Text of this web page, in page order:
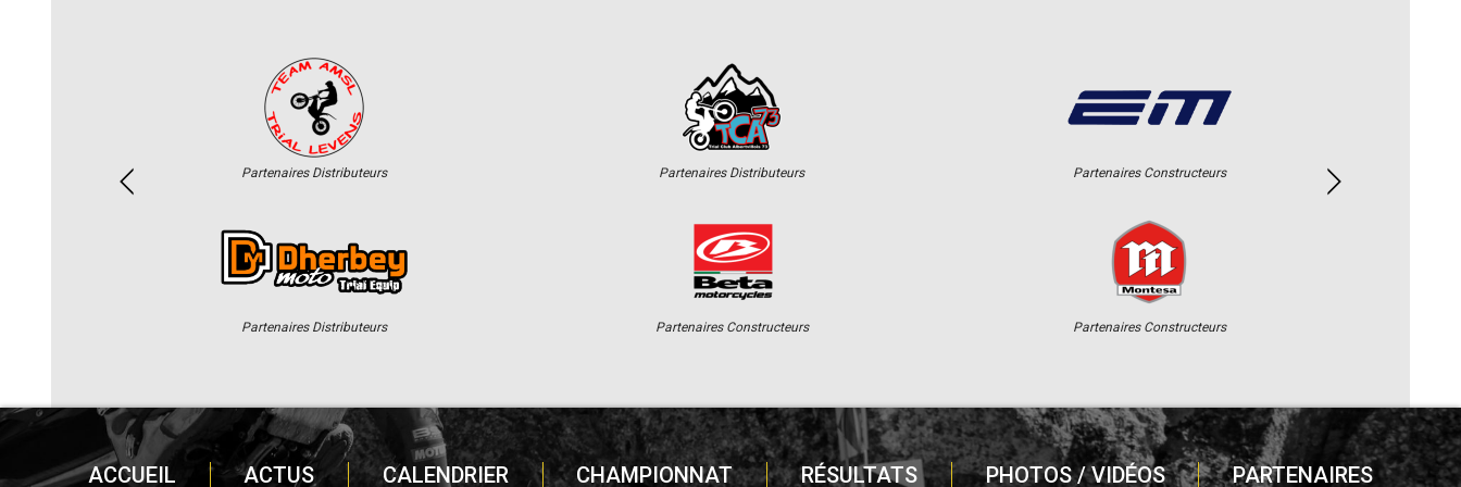
Partenaires Distributeurs
Partenaires Distributeurs
Partenaires Distributeurs
Partenaires Constructeurs
Partenaires Constructeurs
Partenaires Constructeurs
ACCUEIL ACTUS CALENDRIER CHAMPIONNAT RÉSULTATS PHOTOS / VIDÉOS PARTENAIRES